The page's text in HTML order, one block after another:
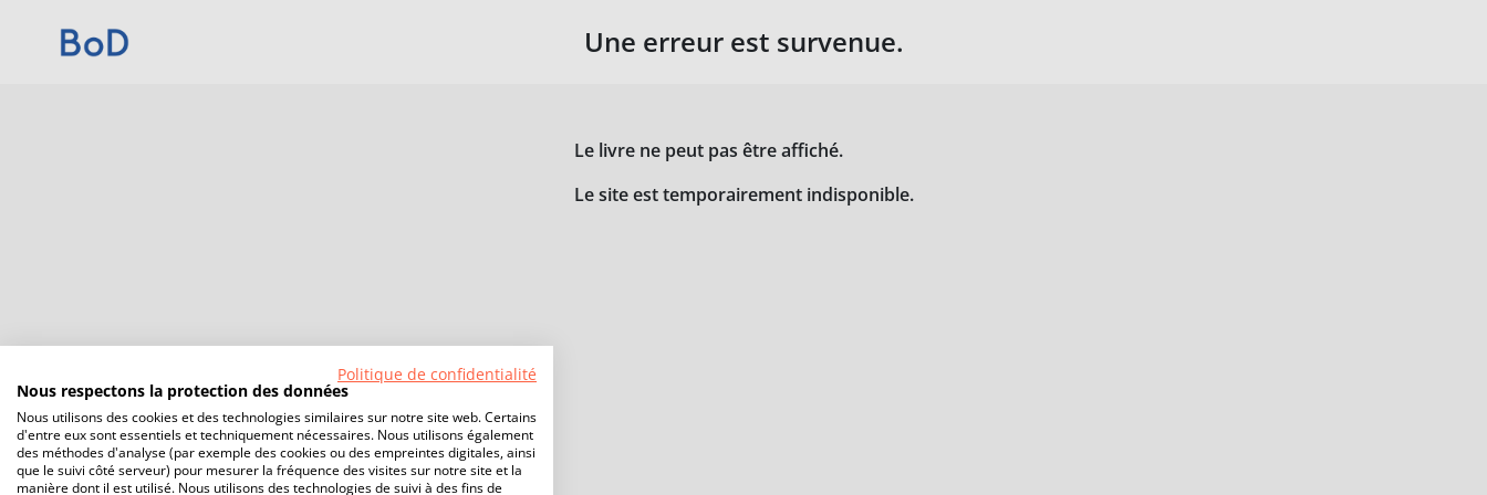
Une erreur est survenue.
Le livre ne peut pas être affiché.
Le site est temporairement indisponible.
Politique de confidentialité
Nous respectons la protection des données
Nous utilisons des cookies et des technologies similaires sur notre site web. Certains
d'entre eux sont essentiels et techniquement nécessaires. Nous utilisons également
des méthodes d'analyse (par exemple des cookies ou des empreintes digitales, ainsi
que le suivi côté serveur) pour mesurer la fréquence des visites sur notre site et la
manière dont il est utilisé. Nous utilisons des technologies de suivi à des fins de